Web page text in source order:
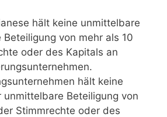
hält keine unmittelbare
von mehr als 10
oder des Kapitals an
hält keine
Beteiligung von
Stimmrechte oder des